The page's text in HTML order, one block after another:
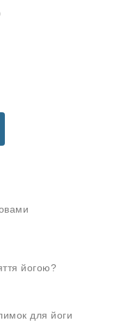
йогою?
для йоги